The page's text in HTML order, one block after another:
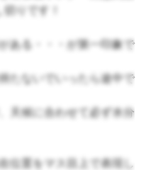
りです！
ある・・・が第一印象で
たないでいったら途中で
天候に合わせて必ず水分
位置をマス目上で表現し